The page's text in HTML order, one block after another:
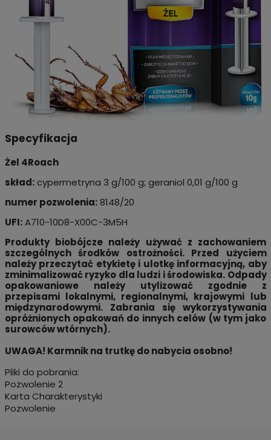
Specyfikacja
Żel 4Roach
skład:cypermetryna 3 g/100 g; geraniol 0,01 g/100 g
numer pozwolenia:8148/20
UFI:A710-10D8-X00C-3M5H
Produkty biobójcze należy używać z zachowaniem
szczególnych środków ostrożności. Przed użyciem
należy przeczytać etykietę i ulotkę informacyjną, aby
zminimalizować ryzyko dla ludzi i środowiska. Odpady
opakowaniowe należy utylizować zgodnie z
przepisami lokalnymi, regionalnymi, krajowymi lub
międzynarodowymi. Zabrania się wykorzystywania
opróżnionych opakowań do innych celów (w tym jako
surowców wtórnych).
UWAGA! Karmnik na trutkę do nabycia osobno!
Pliki do pobrania:
Pozwolenie 2
Karta Charakterystyki
Pozwolenie